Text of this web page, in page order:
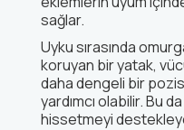
sağlar.
Uyku sırasında
koruyan bir yatak,
daha dengeli bir
yardımcı olabilir. Bu
hissetmeyi